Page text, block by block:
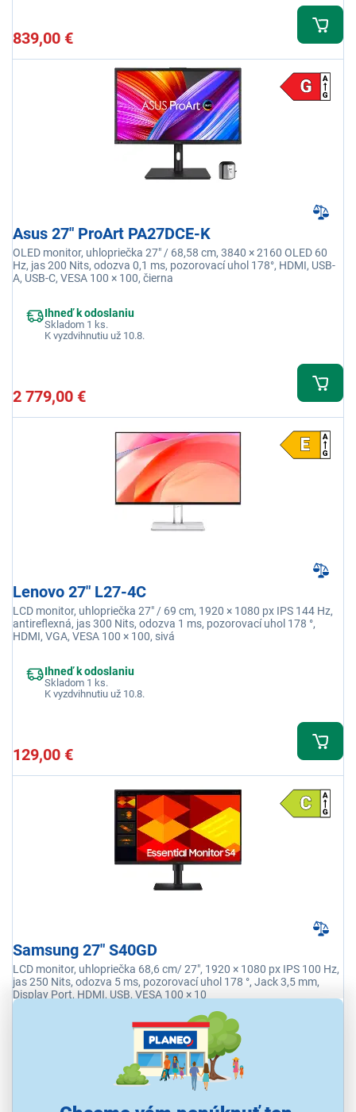
839,00 €
Asus 27" ProArt PA27DCE-K
OLED monitor, uhlopriečka 27" / 68,58 cm, 3840 × 2160 OLED 60
Hz, jas 200 Nits, odozva 0,1 ms, pozorovací uhol 178°, HDMI, USB-
A, USB-C, VESA 100 × 100, čierna
Ihneď k odoslaniu
Skladom 1 ks.
K vyzdvihnutiu už 10.8.
2 779,00 €
Lenovo 27" L27-4C
LCD monitor, uhlopriečka 27" / 69 cm, 1920 × 1080 px IPS 144 Hz,
antireflexná, jas 300 Nits, odozva 1 ms, pozorovací uhol 178 °,
HDMI, VGA, VESA 100 × 100, sivá
Ihneď k odoslaniu
Skladom 1 ks.
K vyzdvihnutiu už 10.8.
129,00 €
Samsung 27" S40GD
LCD monitor, uhlopriečka 68,6 cm/ 27", 1920 × 1080 px IPS 100 Hz,
jas 250 Nits, odozva 5 ms, pozorovací uhol 178 °, Jack 3,5 mm,
Display Port, HDMI, USB, VESA 100 × 10
Ihneď k odoslaniu
K vyzdvihnutiu už 10.8.